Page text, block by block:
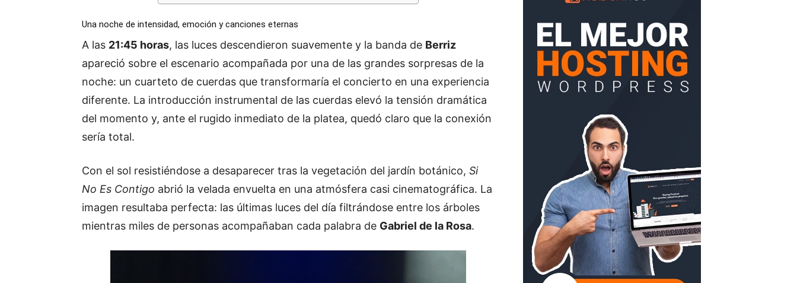
Una noche de intensidad, emoción y canciones eternas
A las 21:45 horas, las luces descendieron suavemente y la banda de Berriz
apareció sobre el escenario acompañada por una de las grandes sorpresas de la
noche: un cuarteto de cuerdas que transformaría el concierto en una experiencia
diferente. La introducción instrumental de las cuerdas elevó la tensión dramática
del momento y, ante el rugido inmediato de la platea, quedó claro que la conexión
sería total.
Con el sol resistiéndose a desaparecer tras la vegetación del jardín botánico, Si
No Es Contigo abrió la velada envuelta en una atmósfera casi cinematográfica. La
imagen resultaba perfecta: las últimas luces del día filtrándose entre los árboles
mientras miles de personas acompañaban cada palabra de Gabriel de la Rosa.